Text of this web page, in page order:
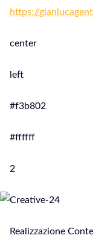
https://
center
left
#f3b802
#ffffff
2
Realizzazione